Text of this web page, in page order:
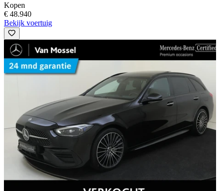
Kopen
€ 48.940
Bekijk voertuig